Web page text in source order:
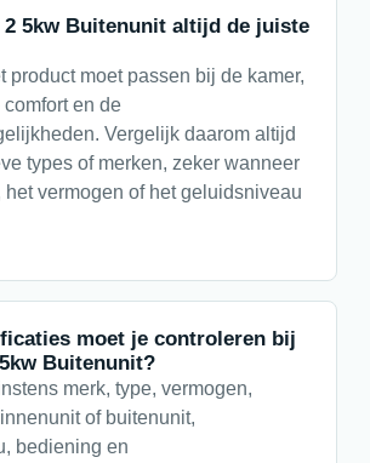
2 5kw Buitenunit altijd de juiste
product moet passen bij de kamer,
en de
Vergelijk daarom altijd
types of merken, zeker wanneer
het vermogen of het geluidsniveau
moet je controleren bij
Buitenunit?
merk, type, vermogen,
of buitenunit,
bediening en